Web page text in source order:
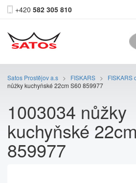
+420 582 305 810
Satos Prostějov a.s > FISKARS > FISKARS
nůžky kuchyňské 22cm S60 859977
1003034 nůžky
kuchyňské
859977